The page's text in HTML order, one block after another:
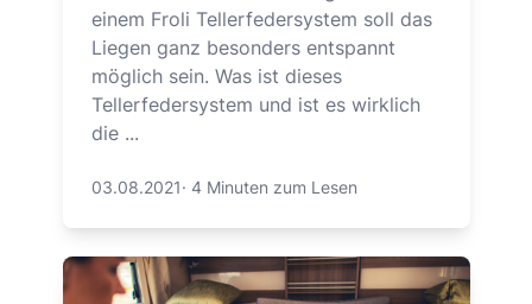
einem Froli Tellerfedersystem soll das
Liegen ganz besonders entspannt
möglich sein. Was ist dieses
Tellerfedersystem und ist es wirklich
die ...
03.08.2021· 4 Minuten zum Lesen